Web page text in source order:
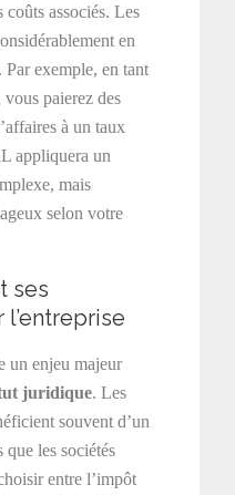
coûts associés. Les
en
exemple, en tant
vous paierez des
à un taux
appliquera un
mais
selon votre
ses
un enjeu majeur
juridique. Les
souvent d’un
les sociétés
entre l’impôt